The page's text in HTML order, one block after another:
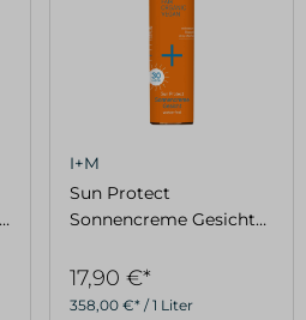
I+M
Sun Protect
Sonnencreme Gesicht
358,00 €* / 1 Liter
17,90 €*